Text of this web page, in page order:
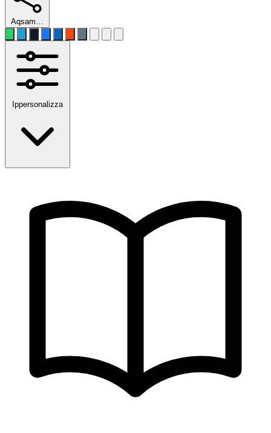
Aqsam…
Ippersonalizza